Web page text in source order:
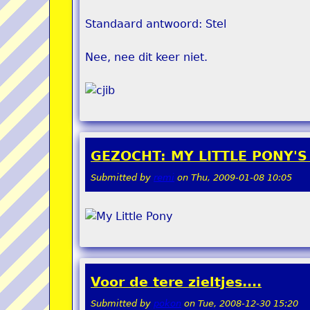
Standaard antwoord: Stel
Nee, nee dit keer niet.
GEZOCHT: MY LITTLE
Submitted by remi on Thu, 2009-01-08 10:05
Voor de tere zieltjes....
Submitted by pokon on Tue, 2008-12-30 15:20